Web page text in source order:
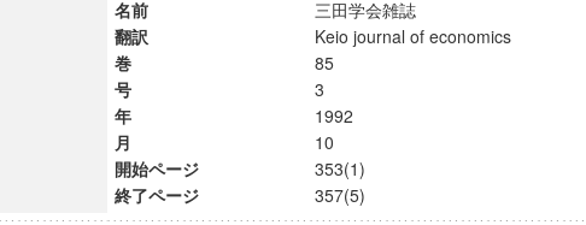
名前
三田学会雑誌
翻訳
Keio journal of economics
巻
85
号
3
年
1992
月
10
開始ページ
353(1)
終了ページ
357(5)